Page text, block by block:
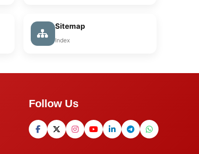
Sitemap
Index
Follow Us